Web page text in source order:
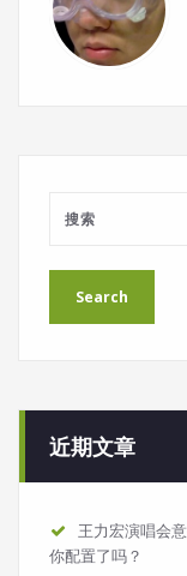
近期文章
王力宏演唱会
你配置了吗？